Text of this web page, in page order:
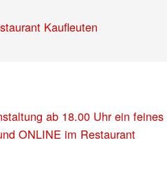
Kaufleuten
ab 18.00 Uhr ein feines
ONLINE im Restaurant